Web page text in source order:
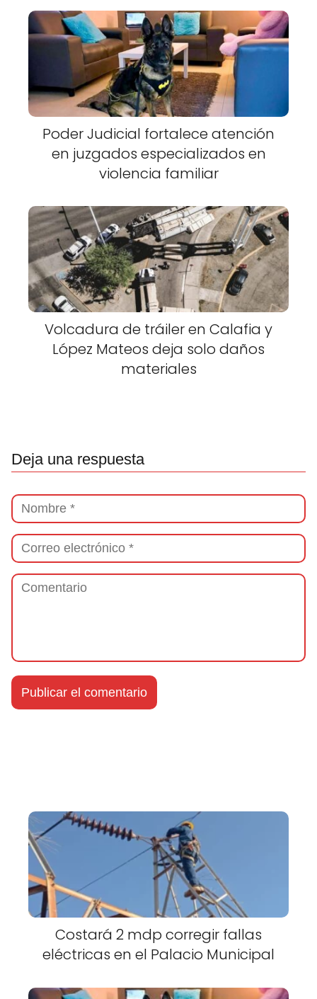
Poder Judicial fortalece atención
en juzgados especializados en
violencia familiar
Volcadura de tráiler en Calafia y
López Mateos deja solo daños
materiales
Deja una respuesta
Costará 2 mdp corregir fallas
eléctricas en el Palacio Municipal